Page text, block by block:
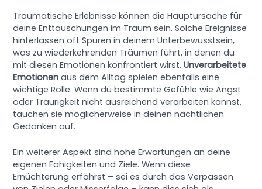
Traumatische Erlebnisse können die Hauptursache für
deine Enttäuschungen im Traum sein. Solche Ereignisse
hinterlassen oft Spuren in deinem Unterbewusstsein,
was zu wiederkehrenden Träumen führt, in denen du
mit diesen Emotionen konfrontiert wirst.Unverarbeitete
Emotionen aus dem Alltag spielen ebenfalls eine
wichtige Rolle. Wenn du bestimmte Gefühle wie Angst
oder Traurigkeit nicht ausreichend verarbeiten kannst,
tauchen sie möglicherweise in deinen nächtlichen
Gedanken auf.
Ein weiterer Aspekt sind hohe Erwartungen an deine
eigenen Fähigkeiten und Ziele. Wenn diese
Ernüchterung erfährst – sei es durch das Verpassen